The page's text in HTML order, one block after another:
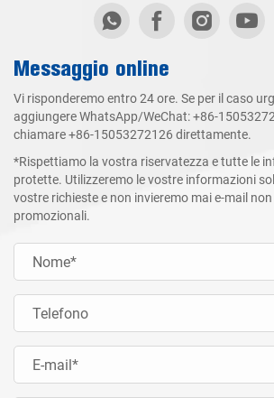
Messaggio online
Vi risponderemo entro 24 ore. Se per il caso
aggiungere WhatsApp/WeChat:+86-
chiamare+86-15053272126 direttamente.
*Rispettiamo la vostra riservatezza e tutte le
protette. Utilizzeremo le vostre informazioni
vostre richieste e non invieremo mai e-mail
promozionali.